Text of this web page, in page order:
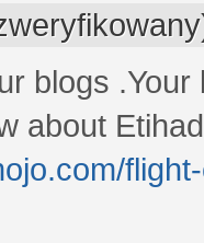
blogs
about